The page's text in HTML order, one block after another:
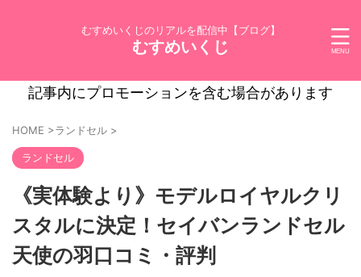
むすめいくじのリアルを配信中【ブログ】
むすめいくじ
記事内にプロモーションを含む場合があります
HOME >ランドセル >
ランドセル
《実体験より》モデルロイヤルクリ
スタルに決定！セイバンランドセル
天使の羽口コミ・評判